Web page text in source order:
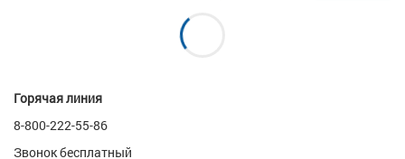
Горячая линия
8-800-222-55-86
Звонок бесплатный